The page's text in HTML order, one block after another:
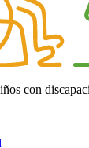
con